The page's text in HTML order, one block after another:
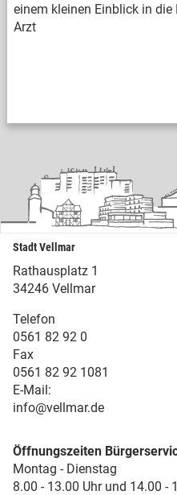
einem kleinen Einblick in
Arzt
Stadt Vellmar
Rathausplatz 1
34246 Vellmar
Telefon
0561 82 92 0
Fax
0561 82 92 1081
E-Mail:
info@vellmar.de
Öffnungszeiten
Montag - Dienstag
8.00 - 13.00 Uhr und 14.00 -